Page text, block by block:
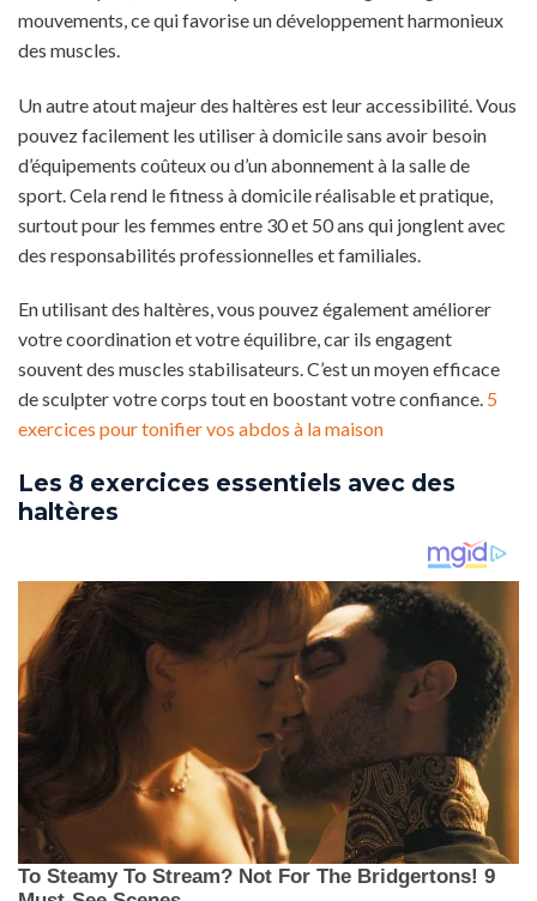
mouvements, ce qui favorise un développement harmonieux
des muscles.
Un autre atout majeur des haltères est leur accessibilité. Vous
pouvez facilement les utiliser à domicile sans avoir besoin
d’équipements coûteux ou d’un abonnement à la salle de
sport. Cela rend le fitness à domicile réalisable et pratique,
surtout pour les femmes entre 30 et 50 ans qui jonglent avec
des responsabilités professionnelles et familiales.
En utilisant des haltères, vous pouvez également améliorer
votre coordination et votre équilibre, car ils engagent
souvent des muscles stabilisateurs. C’est un moyen efficace
de sculpter votre corps tout en boostant votre confiance. 5
exercices pour tonifier vos abdos à la maison
Les 8 exercices essentiels avec des
haltères